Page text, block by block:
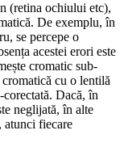
(retina ochiului etc),
De exemplu, în
se percepe o
acestei erori este
cromatic sub-
cromatică cu o lentilă
Dacă, în
neglijată, în alte
atunci fiecare